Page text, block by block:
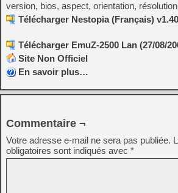
version, bios, aspect, orientation,
Télécharger Nestopia (Français)
Télécharger EmuZ-2500 Lan (27/08/
Site Non Officiel
En savoir plus…
Commentaire ¬
Votre adresse e-mail ne sera pas publiée.
obligatoires sont indiqués avec *